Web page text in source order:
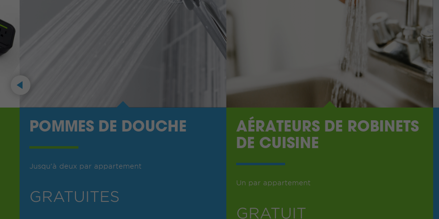
Previous
POMMES DE DOUCHE
Jusqu’à deux par appartement
GRATUITES
AÉRATEURS DE ROBINETS
DE CUISINE
Un par appartement
GRATUIT